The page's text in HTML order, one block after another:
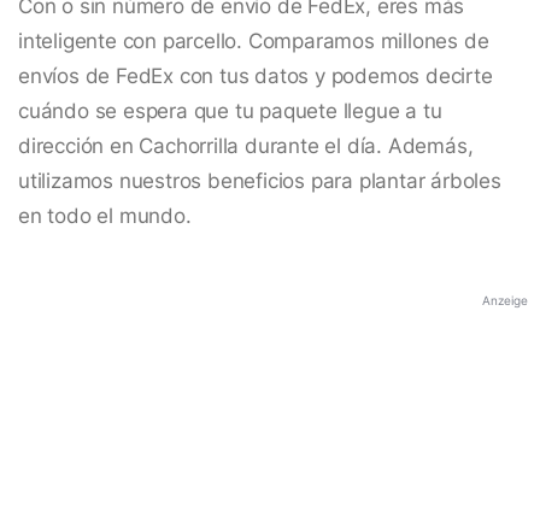
Con o sin número de envío de FedEx, eres más
inteligente con parcello. Comparamos millones de
envíos de FedEx con tus datos y podemos decirte
cuándo se espera que tu paquete llegue a tu
dirección en Cachorrilla durante el día. Además,
utilizamos nuestros beneficios para plantar árboles
en todo el mundo.
Anzeige